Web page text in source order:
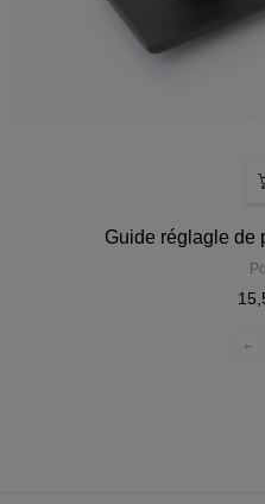
Guide réglagle de